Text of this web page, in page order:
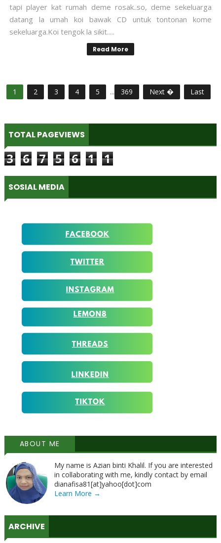
tapi player kat rumah deme rosak..so, deme sekeluarga
datang la umah koi bawak CD untuk tontonan kome
sekeluarga.Koi tengok la sikit.....
Read More
1 2 3 4 5 ... 369 Next � Last
TOTAL PAGEVIEWS
3 6 7 5 6 1 1
SOSIAL MEDIA
ABOUT ME
My name is Azian binti Khalil. If you are interested
in collaborating with me, kindly contact by email
dianafisa81[at]yahoo[dot]com
Learn More →
ARCHIVE